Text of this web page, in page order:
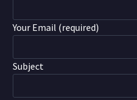
Your Email (required)
Subject